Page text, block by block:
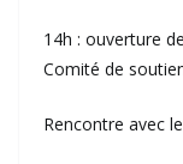
14h : ouverture
Comité de
Rencontre avec